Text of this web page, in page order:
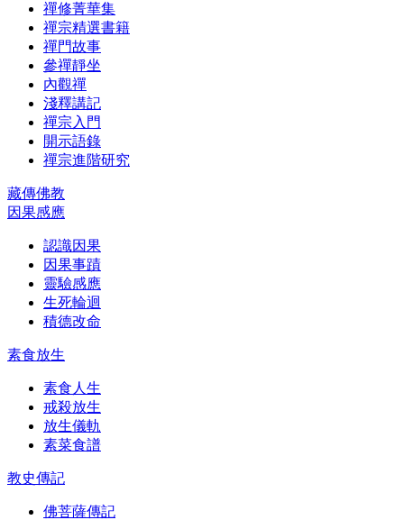
禪修菁華集
禪宗精選書籍
禪門故事
參禪靜坐
內觀禪
淺釋講記
禪宗入門
開示語錄
禪宗進階研究
藏傳佛教
因果感應
認識因果
因果事蹟
靈驗感應
生死輪迴
積德改命
素食放生
素食人生
戒殺放生
放生儀軌
素菜食譜
教史傳記
佛菩薩傳記